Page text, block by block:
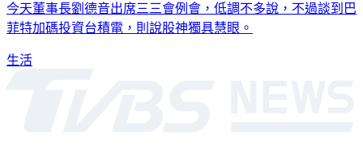
今天董事長劉德音出席三三會例會，低調不多說，不過談到巴
菲特加碼投資台積電，則說股神獨具慧眼。
生活